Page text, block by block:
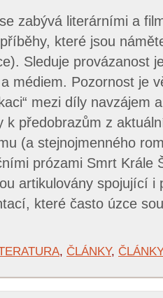
zabývá literárními a
které jsou
Sleduje provázanost
médiem. Pozornost je
mezi díly navzájem
k předobrazům z
(a stejnojmenného
prózami Smrt Krále
artikulovány spojující i
které často úzce
, ČLÁNKY,